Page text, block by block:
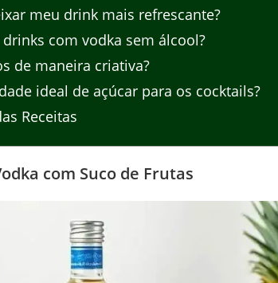
meu drink mais refrescante?
drinks com vodka sem álcool?
de maneira criativa?
ideal de açúcar para os cocktails?
Receitas
com Suco de Frutas